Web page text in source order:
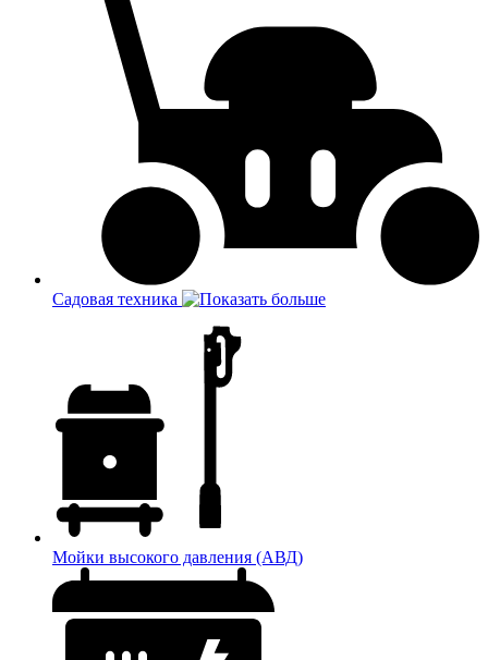
Садовая техника
Мойки высокого давления (АВД)